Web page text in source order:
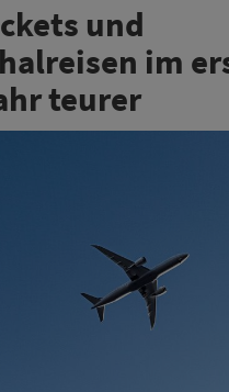
und
im
teurer